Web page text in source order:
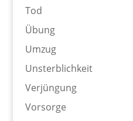
Tod
Übung
Umzug
Unsterblichkeit
Verjüngung
Vorsorge